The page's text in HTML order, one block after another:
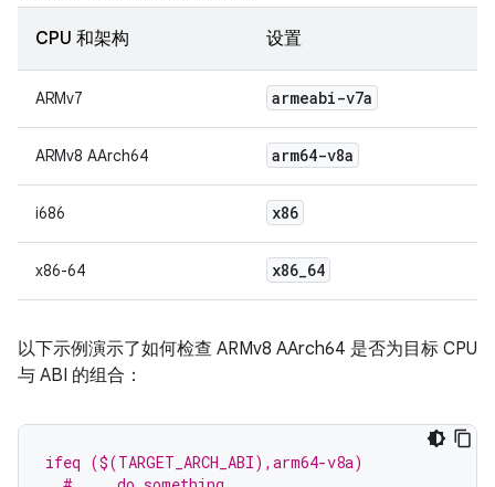
CPU 和架构 设置
ARMv7 armeabi-v7a
ARMv8 AArch64 arm64-v8a
i686 x86
x86-64 x86_64
以下示例演示了如何检查 ARMv8 AArch64 是否为目标 CPU
与 ABI 的组合：
ifeq ($(TARGET_ARCH_ABI),arm64-v8a)